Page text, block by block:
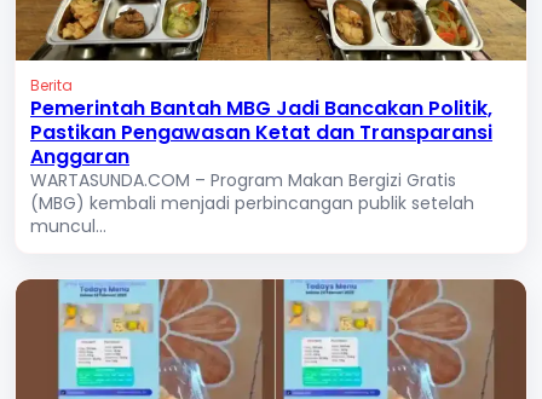
Berita
Pemerintah Bantah MBG Jadi Bancakan Politik,
Pastikan Pengawasan Ketat dan Transparansi
Anggaran
WARTASUNDA.COM – Program Makan Bergizi Gratis
(MBG) kembali menjadi perbincangan publik setelah
muncul...